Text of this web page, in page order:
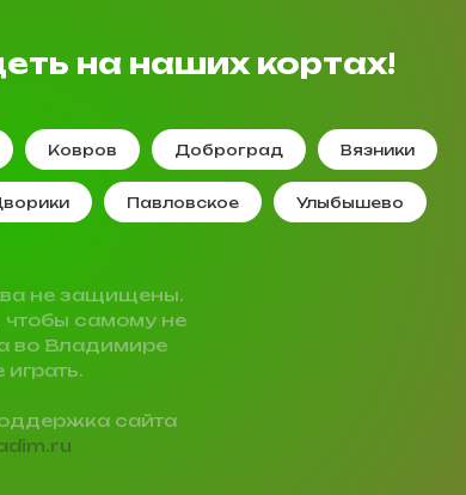
на наших кортах!
Ковров Доброград Вязники
Павловское Улыбышево
не защищены.
самому не
во Владимире
играть.
сайта